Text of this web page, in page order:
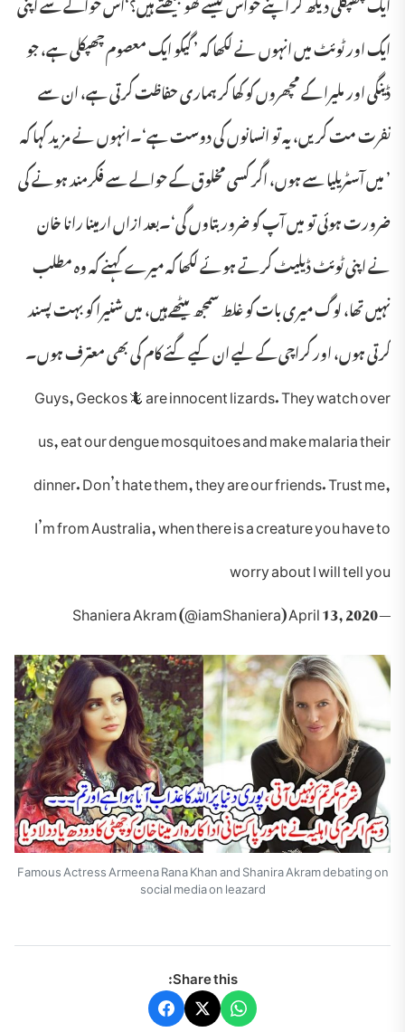
ایک اور ٹوئٹ میں انہوں نے لکھا کہ ’ گیکو ایک معصوم چھپکلی ہے، جو
ڈینگی اور ملیرا کے مچھروں کو کھا کر ہماری حفاظت کرتی ہے، ان سے
نفرت مت کریں، یہ تو انسانوں کی دوست ہے‘۔انہوں نے مزید کہا کہ
’ میں آسٹریلیا سے ہوں، اگر کسی مخلوق کے حوالے سے فکرمند ہونے کی
ضرورت ہوئی تو میں آپ کو ضرور بتاوں گی‘۔بعد ازاں ارمینا رانا خان
نے اپنی ٹوئٹ ڈیلیٹ کرتے ہوئے لکھا کہ میرے کہنے کہ وہ مطلب
نہیں تھا، لوگ میری بات کو غلط سمجھ بیٹھے ہیں، میں شنیرا کو بہت پسند
کرتی ہوں، اور کراچی کے لیے ان کیے گئے کام کی بھی معترف ہوں۔
Guys, Geckos 🦎 are innocent lizards. They watch over
us, eat our dengue mosquitoes and make malaria their
dinner. Don’t hate them, they are our friends. Trust me,
I’m from Australia, when there is a creature you have to
worry about I will tell you
— Shaniera Akram (@iamShaniera) April 13, 2020
Famous Actress Armeena Rana Khan and Shanira Akram debating on
social media on leazard
Share this: